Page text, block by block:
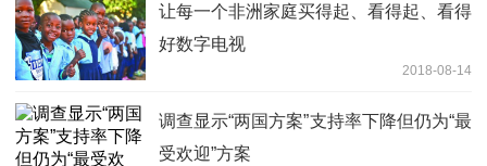
让每一个非洲家庭买得起、看得起、看得
好数字电视
2018-08-14
调查显示“两国方案”支持率下降但仍为“最
受欢迎”方案